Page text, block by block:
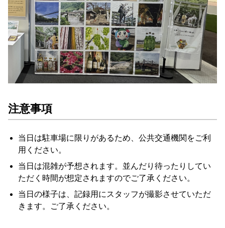
注意事項
当日は駐車場に限りがあるため、公共交通機関をご利
用ください。
当日は混雑が予想されます。並んだり待ったりしてい
ただく時間が想定されますのでご了承ください。
当日の様子は、記録用にスタッフが撮影させていただ
きます。ご了承ください。